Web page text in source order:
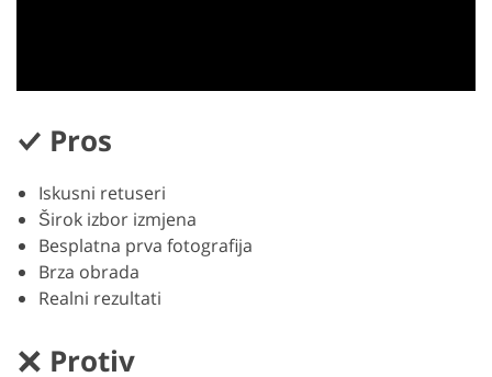
Pros
Iskusni retuseri
Širok izbor izmjena
Besplatna prva fotografija
Brza obrada
Realni rezultati
Protiv